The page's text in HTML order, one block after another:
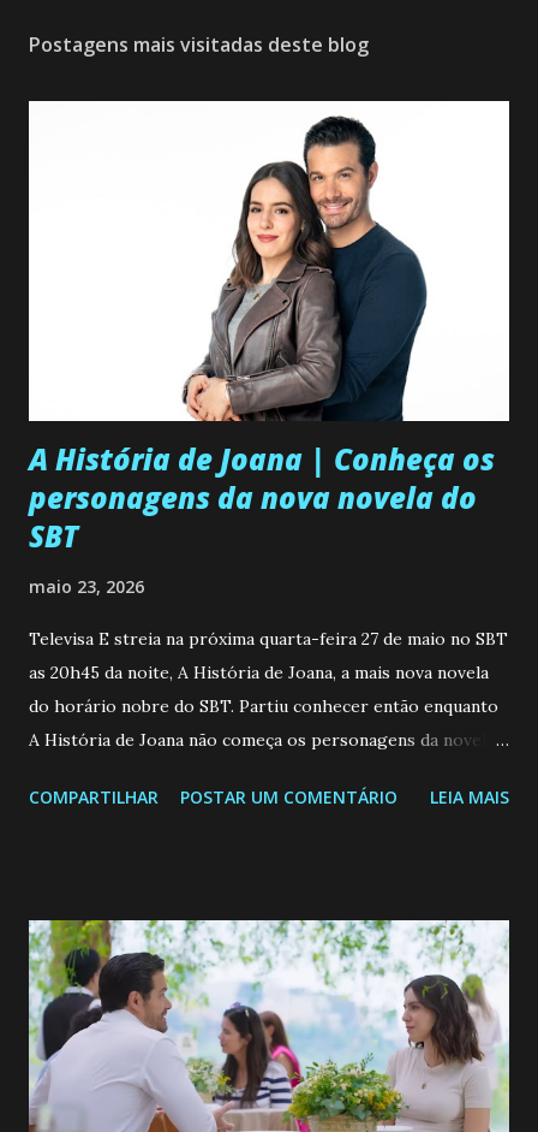
s
Postagens mais visitadas deste blog
A História de Joana | Conheça os
personagens da nova novela do
SBT
maio 23, 2026
Televisa E streia na próxima quarta-feira 27 de maio no SBT
as 20h45 da noite, A História de Joana, a mais nova novela
do horário nobre do SBT. Partiu conhecer então enquanto
A História de Joana não começa os personagens da novela?
de 25/05/26 a 31/05/26 JOANA GUADALUPE (Camila
permanecer virgem até encontrar o homem que realmente
ama, o que não é fácil, já que dedica todas as suas energias a
se aprimorar, trabalhando, estudando e se orgulhando de
ser a primeira mulher da família a ingressar na
universidade. Ela tem uma personalidade muito alegre, é
muito madura para a idade, determinada, criativa e
COMPARTILHAR POSTAR UM COMENTÁRIO LEIA MAIS